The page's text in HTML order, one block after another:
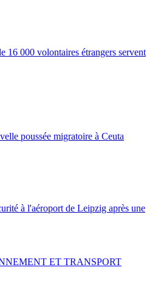
16 000 volontaires étrangers servent
poussée migratoire à Ceuta
à l'aéroport de Leipzig après une
ET TRANSPORT